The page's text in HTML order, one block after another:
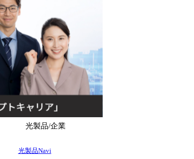
光製品/企業
光製品Navi